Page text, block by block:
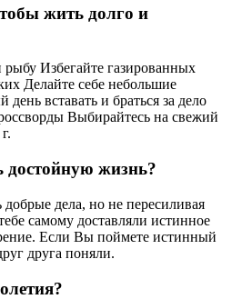
жить долго и
Избегайте газированных
Делайте себе небольшие
вставать и браться за дело
Выбирайтесь на свежий
достойную жизнь?
добрые дела, но не пересиливая
самому доставляли истинное
Если Вы поймете истинный
друга поняли.